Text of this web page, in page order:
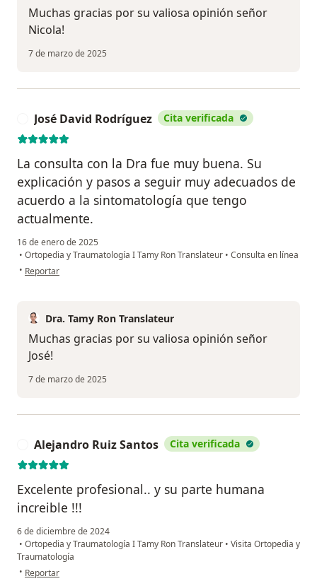
Muchas gracias por su valiosa opinión señor
Nicola!
7 de marzo de 2025
José David Rodríguez Cita verificada
La consulta con la Dra fue muy buena. Su
explicación y pasos a seguir muy adecuados de
acuerdo a la sintomatología que tengo
actualmente.
16 de enero de 2025
• Ortopedia y Traumatología I Tamy Ron Translateur • Consulta en línea
• en opinión del usuario José David Rodríguez
Reportar
Dra. Tamy Ron Translateur
Muchas gracias por su valiosa opinión señor
José!
7 de marzo de 2025
Alejandro Ruiz Santos Cita verificada
Excelente profesional.. y su parte humana
increible !!!
6 de diciembre de 2024
• Ortopedia y Traumatología I Tamy Ron Translateur • Visita Ortopedia y
Traumatología
• en opinión del usuario Alejandro Ruiz Santos
Reportar